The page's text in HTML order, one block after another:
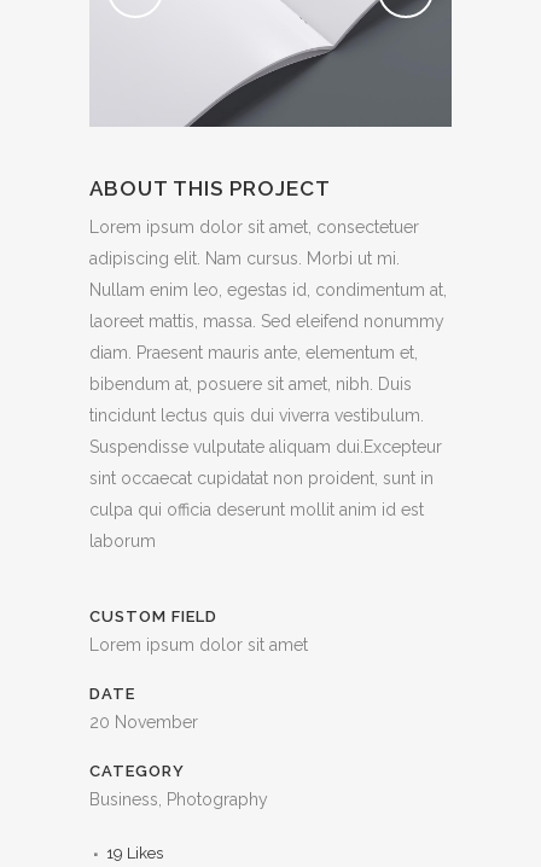
ABOUT THIS PROJECT
Lorem ipsum dolor sit amet, consectetuer
adipiscing elit. Nam cursus. Morbi ut mi.
Nullam enim leo, egestas id, condimentum at,
laoreet mattis, massa. Sed eleifend nonummy
diam. Praesent mauris ante, elementum et,
bibendum at, posuere sit amet, nibh. Duis
tincidunt lectus quis dui viverra vestibulum.
Suspendisse vulputate aliquam dui.Excepteur
sint occaecat cupidatat non proident, sunt in
culpa qui officia deserunt mollit anim id est
laborum
CUSTOM FIELD
Lorem ipsum dolor sit amet
DATE
20 November
CATEGORY
Business, Photography
19 Likes